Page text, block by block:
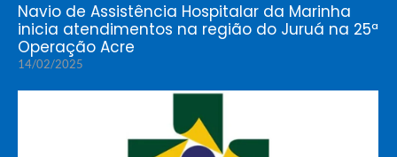
Navio de Assistência Hospitalar da Marinha
inicia atendimentos na região do Juruá na 25ª
Operação Acre
14/02/2025